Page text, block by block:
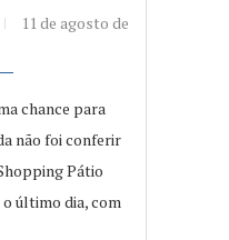
11 de agosto de
chance para
não foi conferir
Pátio
último dia, com